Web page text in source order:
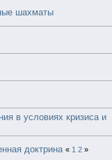
шахматы
в условиях кризиса и
доктрина « 1 2 »